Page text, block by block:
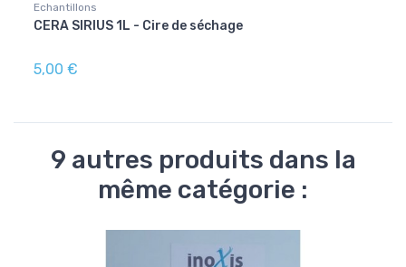
Echantillons
CERA SIRIUS 1L - Cire de séchage
5,00 €
9 autres produits dans la
même catégorie :